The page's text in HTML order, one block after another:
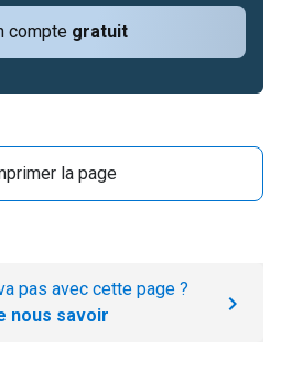
compte gratuit
la page
pas avec cette page ?
nous savoir